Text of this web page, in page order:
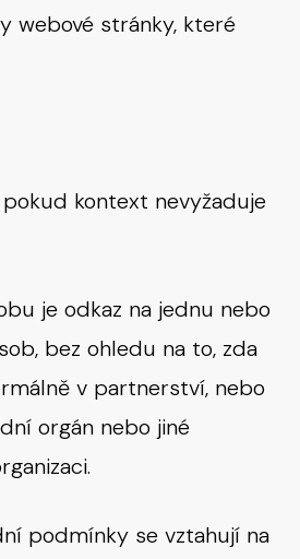
webové stránky, které
kontext nevyžaduje
je odkaz na jednu nebo
bez ohledu na to, zda
v partnerství, nebo
orgán nebo jiné
podmínky se vztahují na